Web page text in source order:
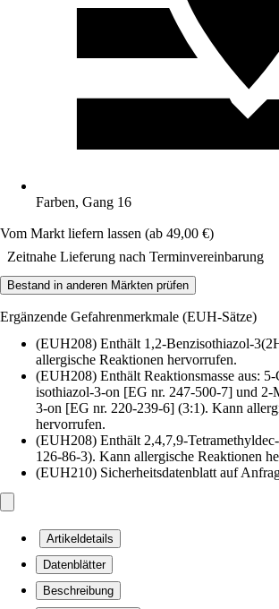
Farben, Gang 16
Vom Markt liefern lassen (ab 49,00 €)
Zeitnahe Lieferung nach Terminvereinbarung
Bestand in anderen Märkten prüfen
Ergänzende Gefahrenmerkmale (EUH-Sätze)
(EUH208) Enthält 1,2-Benzisothiazol-
allergische Reaktionen hervorrufen.
(EUH208) Enthält Reaktionsmasse aus:
isothiazol-3-on [EG nr. 247-500-7] und
3-on [EG nr. 220-239-6] (3:1). Kann
hervorrufen.
(EUH208) Enthält 2,4,7,9-
126-86-3). Kann allergische Reaktionen
(EUH210) Sicherheitsdatenblatt auf
Artikeldetails
Datenblätter
Beschreibung